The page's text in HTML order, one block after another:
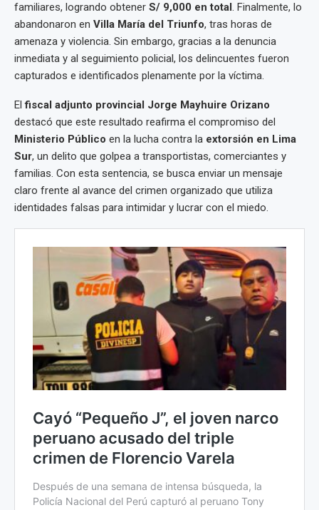
familiares, logrando obtener S/ 9,000 en total. Finalmente, lo
abandonaron en Villa María del Triunfo, tras horas de
amenaza y violencia. Sin embargo, gracias a la denuncia
inmediata y al seguimiento policial, los delincuentes fueron
capturados e identificados plenamente por la víctima.
Elfiscal adjunto provincial Jorge Mayhuire Orizano
destacó que este resultado reafirma el compromiso del
Ministerio Público en la lucha contra la extorsión en Lima
Sur, un delito que golpea a transportistas, comerciantes y
familias. Con esta sentencia, se busca enviar un mensaje
claro frente al avance del crimen organizado que utiliza
identidades falsas para intimidar y lucrar con el miedo.